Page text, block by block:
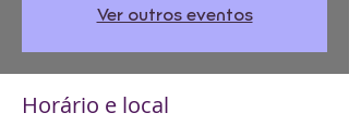
Ver outros eventos
Horário e local